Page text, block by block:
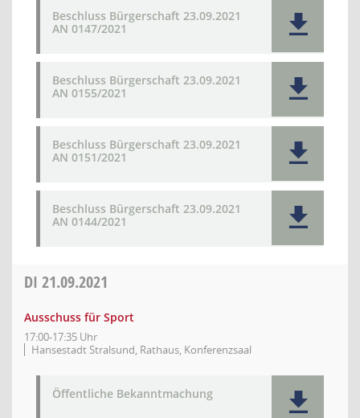
Beschluss Bürgerschaft 23.09.2021
AN 0147/2021
Beschluss Bürgerschaft 23.09.2021
AN 0155/2021
Beschluss Bürgerschaft 23.09.2021
AN 0151/2021
Beschluss Bürgerschaft 23.09.2021
AN 0144/2021
DI 21.09.2021
Ausschuss für Sport
17:00-17:35 Uhr
Hansestadt Stralsund, Rathaus, Konferenzsaal
Öffentliche Bekanntmachung